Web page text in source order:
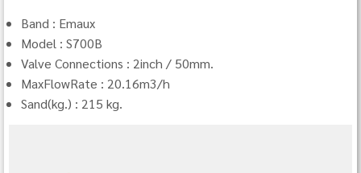
Band : Emaux
Model : S700B
Valve Connections : 2inch / 50mm.
MaxFlowRate : 20.16m3/h
Sand(kg.) : 215 kg.